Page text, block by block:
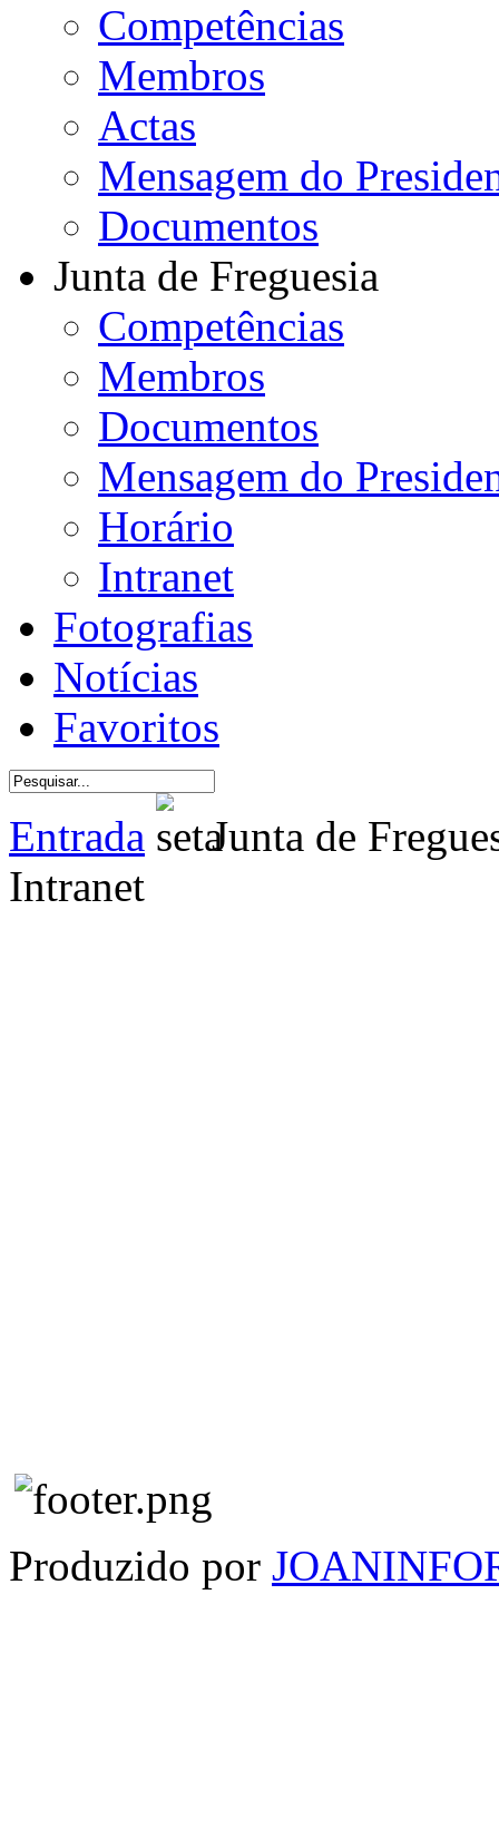
Competências
Membros
Actas
Mensagem do
Documentos
Junta de Freguesia
Competências
Membros
Documentos
Mensagem do
Horário
Intranet
Fotografias
Notícias
Favoritos
Entrada
Junta de
Intranet
Produzido por